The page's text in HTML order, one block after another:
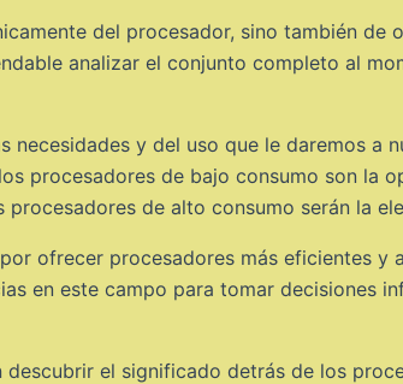
del procesador, sino también de
analizar el conjunto completo al
necesidades y del uso que le daremos a
procesadores de bajo consumo son la
de alto consumo serán la
ofrecer procesadores más eficientes y
en este campo para tomar decisiones
el significado detrás de los